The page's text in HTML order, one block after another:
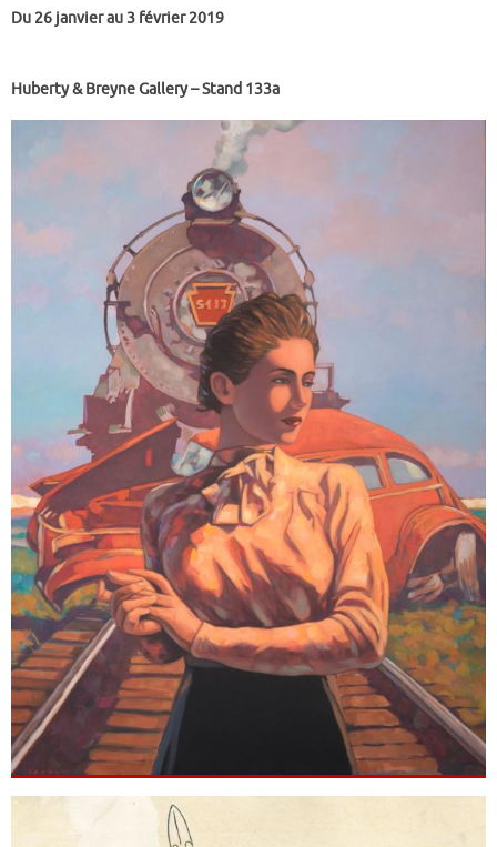
Du 26 janvier au 3 février 2019
Huberty & Breyne Gallery– Stand 133a